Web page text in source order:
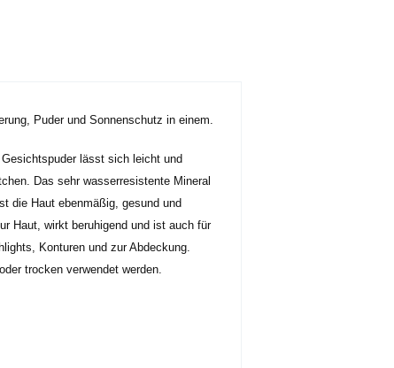
Puder und Sonnenschutz in einem.
lässt sich leicht und
Das sehr wasserresistente Mineral
die Haut ebenmäßig, gesund und
Haut, wirkt beruhigend und ist auch für
Konturen und zur Abdeckung.
trocken verwendet werden.